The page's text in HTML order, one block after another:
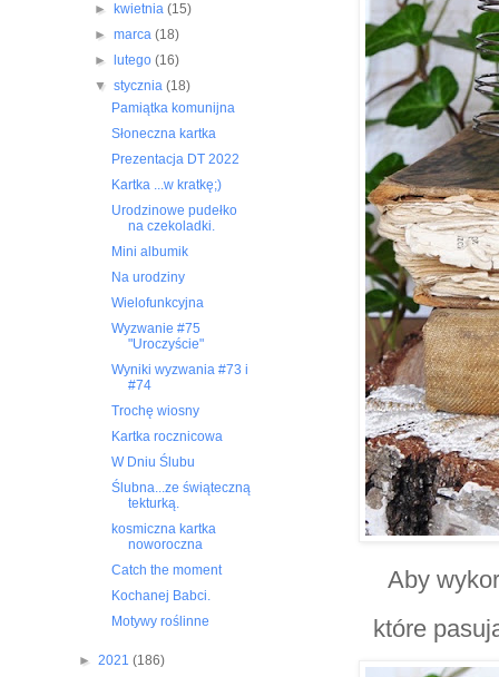
Aby
które
►
kwietnia(15)
►marca(18)
►
lutego(16)
▼stycznia(18)
Pamiątka komunijna
Słoneczna kartka
Prezentacja DT 2022
Kartka ...w kratkę;)
Urodzinowe pudełko
na czekoladki.
Mini albumik
Na urodziny
Wielofunkcyjna
Wyzwanie #75
"Uroczyście"
Wyniki wyzwania #73 i
#74
Trochę wiosny
Kartka rocznicowa
W Dniu Ślubu
Ślubna...ze świąteczną
tekturką.
kosmiczna kartka
noworoczna
Catch the moment
Kochanej Babci.
Motywy roślinne
► 2021 (186)